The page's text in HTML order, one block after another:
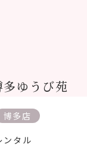
ゆうび苑
博多店
ンタル